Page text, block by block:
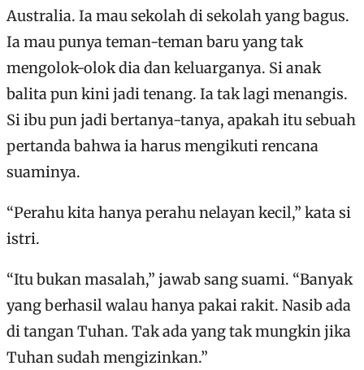
Australia. Ia mau sekolah di sekolah yang bagus.
Ia mau punya teman-teman baru yang tak
mengolok-olok dia dan keluarganya. Si anak
balita pun kini jadi tenang. Ia tak lagi menangis.
Si ibu pun jadi bertanya-tanya, apakah itu sebuah
pertanda bahwa ia harus mengikuti rencana
suaminya.
“Perahu kita hanya perahu nelayan kecil,” kata si
istri.
“Itu bukan masalah,” jawab sang suami. “Banyak
yang berhasil walau hanya pakai rakit. Nasib ada
di tangan Tuhan. Tak ada yang tak mungkin jika
Tuhan sudah mengizinkan.”